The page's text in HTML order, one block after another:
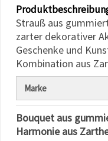
Einwilligung
können Sie
jederzeit
ändern
oder
widerrufen.
Impressum
Richtlinie
Alle
akzeptieren
Strauß aus
zarter dekorativer
Geschenke und
Kombination aus
Marke
Bouquet aus
Harmonie aus